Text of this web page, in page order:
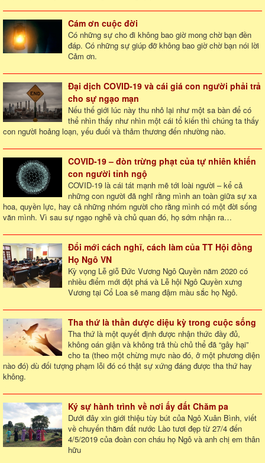
Cám ơn cuộc đời
Có những sự cho đi không bao giờ mong chờ bạn đền
đáp. Có những sự giúp đỡ không bao giờ chờ bạn nói lời
Cảm ơn.
Đại dịch COVID-19 và cái giá con người phải trả
cho sự ngạo mạn
Nếu thế giới lúc này thu nhỏ lại như một sa bàn để có
thể nhìn thấy như nhìn một cái tổ kiến thì chúng ta thấy
con người hoảng loạn, yếu đuối và thảm thương đến nhường nào.
COVID-19 – đòn trừng phạt của tự nhiên khiến
con người tỉnh ngộ
COVID-19 là cái tát mạnh mẽ tới loài người – kể cả
những con người đã nghĩ rằng mình an toàn giữa sự xa
hoa, quyền lực, hay cả những nhóm người cho rằng mình có một đời sống
văn mình. Vì sau sự ngạo nghễ và chủ quan đó, họ sớm nhận ra…
Đổi mới cách nghĩ, cách làm của TT Hội đồng
Họ Ngô VN
Kỳ vọng Lễ giỗ Đức Vương Ngô Quyền năm 2020 có
nhiều điểm mới đột phá và Lễ hội Ngô Quyền xưng
Vương tại Cổ Loa sẽ mang đậm màu sắc họ Ngô.
Tha thứ là thần dược diệu kỳ trong cuộc sống
Tha thứ là một quyết định được nhận thức đầy đủ,
không oán giận và không trả thù chủ thể đã “gây hại”
cho ta (theo một chừng mực nào đó, ở một phương diện
nào đó) dù đối tượng phạm lỗi đó có thật sự xứng đáng được tha thứ hay
không.
Ký sự hành trình về nơi ấy đất Chăm pa
Dưới đây xin giới thiệu tùy bút của Ngô Xuân Bình, viết
về chuyến thăm đất nước Lào tươi đẹp từ 27/4 đến
4/5/2019 của đoàn con cháu họ Ngô và anh chị em thân
hữu